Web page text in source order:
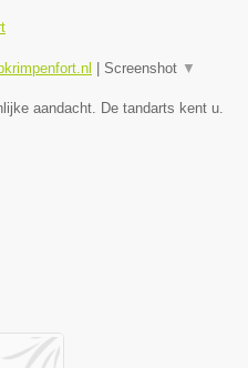
Screenshot ▼
aandacht. De tandarts kent u.